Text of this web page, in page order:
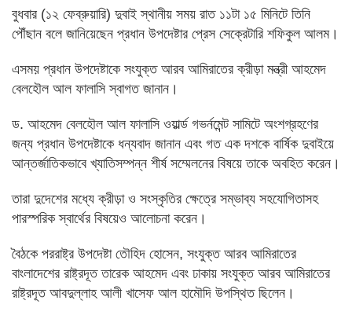
বুধবার (১২ ফেব্রুয়ারি) দুবাই স্থানীয় সময় রাত ১১টা ১৫ মিনিটে তিনি
পৌঁছান বলে জানিয়েছেন প্রধান উপদেষ্টার প্রেস সেক্রেটারি শফিকুল আলম।
এসময় প্রধান উপদেষ্টাকে সংযুক্ত আরব আমিরাতের ক্রীড়া মন্ত্রী আহমেদ
বেলহৌল আল ফালাসি স্বাগত জানান।‌
ড. আহমেদ বেলহৌল আল ফালাসি ওয়ার্ল্ড গভর্নমেন্ট সামিটে অংশগ্রহণের
জন্য প্রধান উপদেষ্টাকে ধন্যবাদ জানান এবং গত এক দশকে বার্ষিক দুবাইয়ে
আন্তর্জাতিকভাবে খ্যাতিসম্পন্ন শীর্ষ সম্মেলনের বিষয়ে তাকে অবহিত করেন।
তারা দুদেশের মধ্যে ক্রীড়া ও সংস্কৃতির ক্ষেত্রে সম্ভাব্য সহযোগিতাসহ
পারস্পরিক স্বার্থের বিষয়েও আলোচনা করেন।
বৈঠকে পররাষ্ট্র উপদেষ্টা তৌহিদ হোসেন, সংযুক্ত আরব আমিরাতের
বাংলাদেশের রাষ্ট্রদূত তারেক আহমেদ এবং ঢাকায় সংযুক্ত আরব আমিরাতের
রাষ্ট্রদূত আবদুল্লাহ আলী খাসেফ আল হামৌদি উপস্থিত ছিলেন।